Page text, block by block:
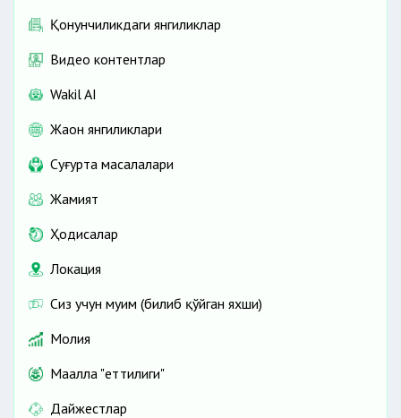
Қонунчиликдаги янгиликлар
Видео контентлар
Wakil AI
Жаҳон янгиликлари
Cуғурта масалалари
Жамият
Ҳодисалар
Локация
Сиз учун муҳим (билиб қўйган яхши)
Молия
Маҳалла "еттилиги"
Дайжестлар